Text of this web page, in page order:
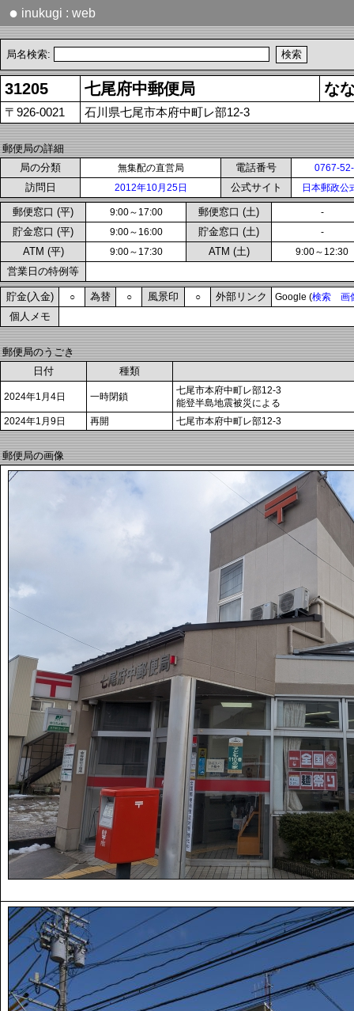
● inukugi : web
局名検索:
31205 七尾府中郵便局 な
〒926-0021 石川県七尾市本府中町レ部12-3
郵便局の詳細
局の分類
無集配の直営局 電話番号 0767-
訪問日 2012年10月25日 公式サイト 日本郵政公
郵便窓口 (平) 9:00～17:00 郵便窓口 (土) -
貯金窓口 (平) 9:00～16:00 貯金窓口 (土) -
ATM (平) 9:00～17:30 ATM (土) 9:00～12:30
営業日の特例等
貯金(入金) ○ 為替 ○ 風景印 ○ 外部リンク Google (検索 画
個人メモ
郵便局のうごき
日付
種類
2024年1月4日 一時閉鎖
七尾市本府中町レ部12-3
能登半島地震被災による
2024年1月9日
再開 七尾市本府中町レ部12-3
郵便局の画像